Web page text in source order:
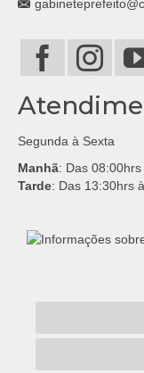
Segunda à Sexta
Manhã: Das
Tarde: Das 13:30hrs